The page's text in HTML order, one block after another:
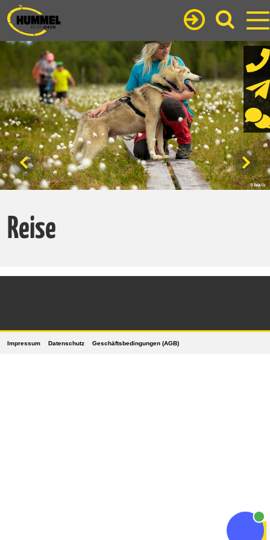
Reise
Impressum Datenschutz Geschäftsbedingungen (AGB)